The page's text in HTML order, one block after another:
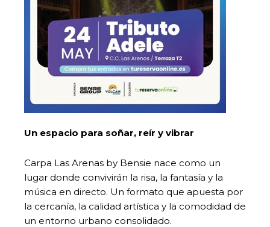
Un espacio para soñar, reír y vibrar
Carpa Las Arenas by Bensie nace como un
lugar donde convivirán la risa, la fantasía y la
música en directo. Un formato que apuesta por
la cercanía, la calidad artística y la comodidad de
un entorno urbano consolidado.